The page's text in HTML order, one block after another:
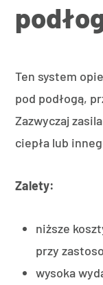
Ten system
pod podłogą,
Zazwyczaj
ciepła lub
Zalety:
niższe
przy
wysoka